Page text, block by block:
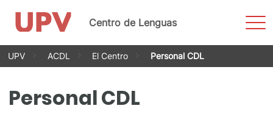
Saltar
Centro de Lenguas
UPV ACDL El Centro Personal CDL
Personal CDL